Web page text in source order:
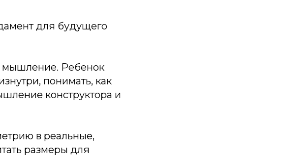
для будущего
мышление. Ребенок
понимать, как
конструктора и
в реальные,
размеры для